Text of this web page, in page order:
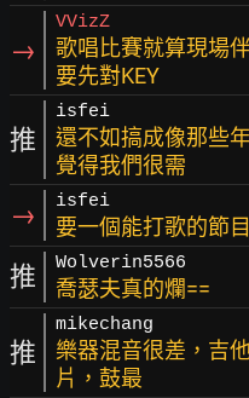
→
VVizZ
歌唱比賽就算現場
要先對KEY
推
isfei
還不如搞成像那些
覺得我們很需
→ isfei
要一個能打歌的節目
推 Wolverin5566
喬瑟夫真的爛==
推
mikechang
樂器混音很差，吉
片，鼓最